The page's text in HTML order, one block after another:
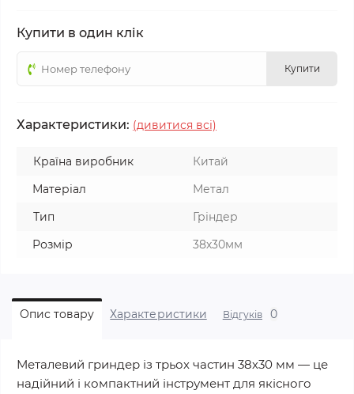
Купити в один клік
Купити
Характеристики: (дивитися всі)
Країна виробник
Китай
Матеріал
Метал
Тип
Гріндер
Розмір
38х30мм
Опис товару Характеристики Відгуків 0
Металевий гриндер із трьох частин 38х30 мм — це
надійний і компактний інструмент для якісного